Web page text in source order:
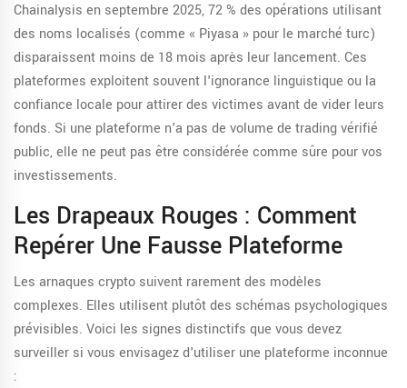
Chainalysis en septembre 2025, 72 % des opérations utilisant
des noms localisés (comme « Piyasa » pour le marché turc)
disparaissent moins de 18 mois après leur lancement. Ces
plateformes exploitent souvent l'ignorance linguistique ou la
confiance locale pour attirer des victimes avant de vider leurs
fonds. Si une plateforme n'a pas de volume de trading vérifié
public, elle ne peut pas être considérée comme sûre pour vos
investissements.
Les Drapeaux Rouges : Comment
Repérer Une Fausse Plateforme
Les arnaques crypto suivent rarement des modèles
complexes. Elles utilisent plutôt des schémas psychologiques
prévisibles. Voici les signes distinctifs que vous devez
surveiller si vous envisagez d'utiliser une plateforme inconnue
: